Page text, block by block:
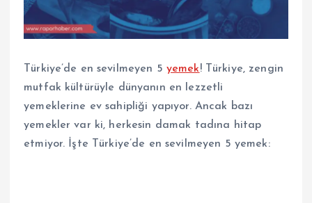
Türkiye’de en sevilmeyen 5 yemek! Türkiye, zengin
mutfak kültürüyle dünyanın en lezzetli
yemeklerine ev sahipliği yapıyor. Ancak bazı
yemekler var ki, herkesin damak tadına hitap
etmiyor. İşte Türkiye’de en sevilmeyen 5 yemek: